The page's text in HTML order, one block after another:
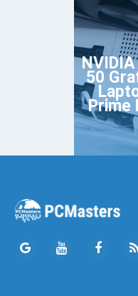
50
Prime